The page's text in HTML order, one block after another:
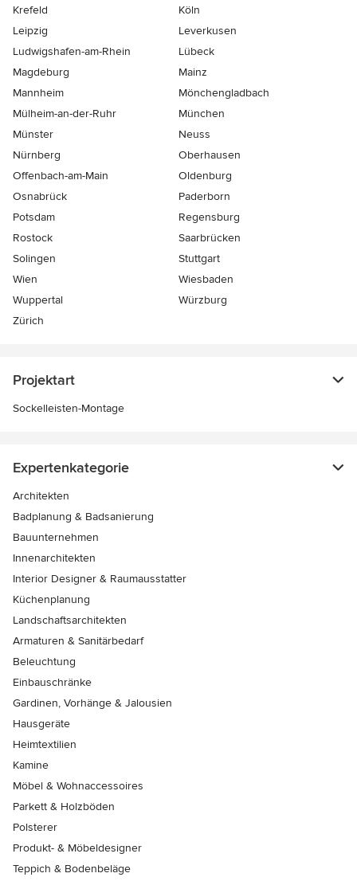
Krefeld
Köln
Leipzig
Leverkusen
Ludwigshafen-am-Rhein
Lübeck
Magdeburg
Mainz
Mannheim
Mönchen­gladbach
Mülheim-an-der-Ruhr
München
Münster
Neuss
Nürnberg
Oberhausen
Offenbach-am-Main
Oldenburg
Osnabrück
Paderborn
Potsdam
Regensburg
Rostock
Saarbrücken
Solingen
Stuttgart
Wien
Wiesbaden
Wuppertal
Würzburg
Zürich
Projektart
Sockelleisten-Montage
Expertenkategorie
Architekten
Badplanung & Badsanierung
Bauunternehmen
Innenarchitekten
Interior Designer & Raumausstatter
Küchenplanung
Landschaftsarchitekten
Armaturen & Sanitärbedarf
Beleuchtung
Einbauschränke
Gardinen, Vorhänge & Jalousien
Hausgeräte
Heimtextilien
Kamine
Möbel & Wohnaccessoires
Parkett & Holzböden
Polsterer
Produkt- & Möbeldesigner
Teppich & Bodenbeläge